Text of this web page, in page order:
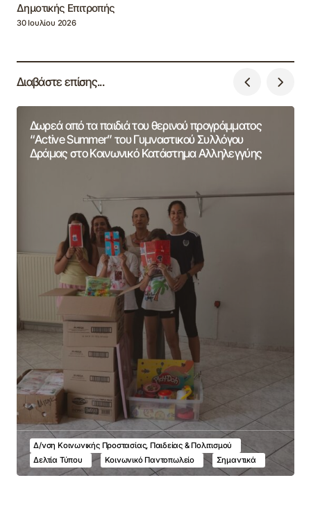
Δημοτικής Επιτροπής
30 Ιουλίου 2026
Διαβάστε επίσης...
Δωρεά από τα παιδιά του θερινού προγράμματος
“Active Summer” του Γυμναστικού Συλλόγου
Δράμας στο Κοινωνικό Κατάστημα Αλληλεγγύης
Δ/νση Κοινωνικής Προστασίας, Παιδείας & Πολιτισμού
Δελτία Τύπου
Κοινωνικό Παντοπωλείο Σημαντικά